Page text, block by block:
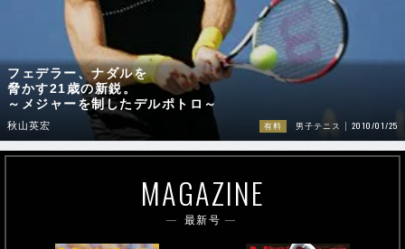
フェデラー、ナダルを
脅かす21歳の新鋭。
～メジャーを制したデルポトロ～
秋山英宏 有料 男子テニス 2010/01/25
MAGAZINE
最新号